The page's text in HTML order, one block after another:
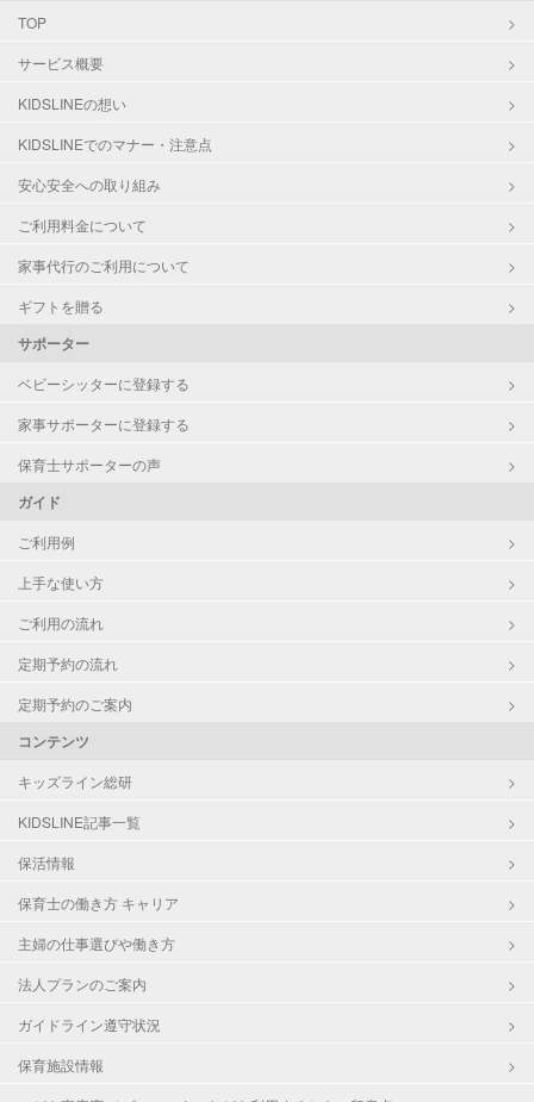
TOP
サービス概要
KIDSLINEの想い
KIDSLINEでのマナー・注意点
安心安全への取り組み
ご利用料金について
家事代行のご利用について
ギフトを贈る
サポーター
ベビーシッターに登録する
家事サポーターに登録する
保育士サポーターの声
ガイド
ご利用例
上手な使い方
ご利用の流れ
定期予約の流れ
定期予約のご案内
コンテンツ
キッズライン総研
KIDSLINE記事一覧
保活情報
保育士の働き方 キャリア
主婦の仕事選びや働き方
法人プランのご案内
ガイドライン遵守状況
保育施設情報